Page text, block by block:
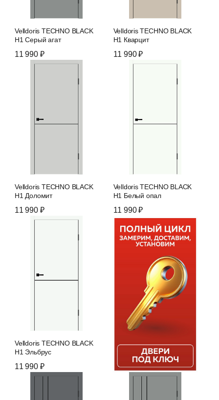
Velldoris TECHNO BLACK
H1 Серый агат
11 990 ₽
Velldoris TECHNO BLACK
H1 Кварцит
11 990 ₽
Velldoris TECHNO BLACK
H1 Доломит
11 990 ₽
Velldoris TECHNO BLACK
H1 Белый опал
11 990 ₽
Velldoris TECHNO BLACK
H1 Эльбрус
11 990 ₽